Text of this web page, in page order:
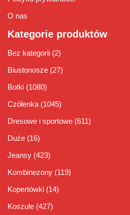
O nas
Kategorie produktów
Bez kategorii (2)
Biustonosze (27)
Botki (1080)
Czółenka (1045)
Dresowe i sportowe (611)
Duże (16)
Jeansy (423)
Kombinezony (119)
Kopertówki (14)
Koszule (427)